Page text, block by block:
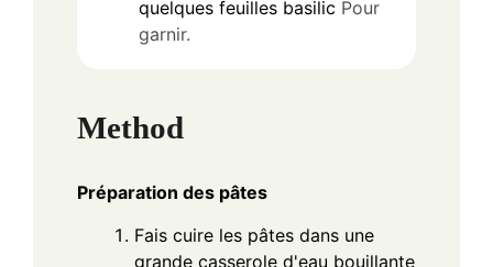
quelques feuilles basilic Pour
garnir.
Method
Préparation des pâtes
Fais cuire les pâtes dans une
grande casserole d'eau bouillante